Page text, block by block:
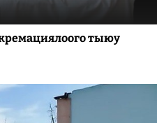
тыюу